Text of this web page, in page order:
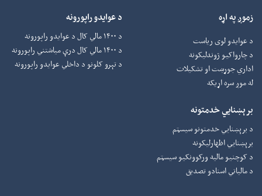
زموږ په اړه
د عوایدو لوی ریاست
د چارواکيو ژوندلیکونه
اداري جوړښت او تشکیلات
له موږ سره اړیکه
د عوایدو راپورونه
د ۱۴۰۰ مالي کال د عوایدو راپورونه
د ۱۴۰۰ مالي کال درې میاشتني راپورونه
د تېرو کلونو د داخلي عوایدو راپورونه
برېښنایي خدمتونه
د برېښنايي خدمتونو سیسټم
برېښنايي اظهارلیکونه
د کوچنیو مالیه ورکوونکيو سیسټم
د مالیاتي اسنادو تصدیق